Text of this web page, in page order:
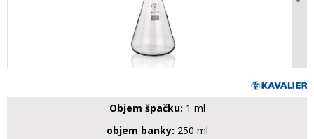
Objem špačku: 1 ml
objem banky: 250 ml